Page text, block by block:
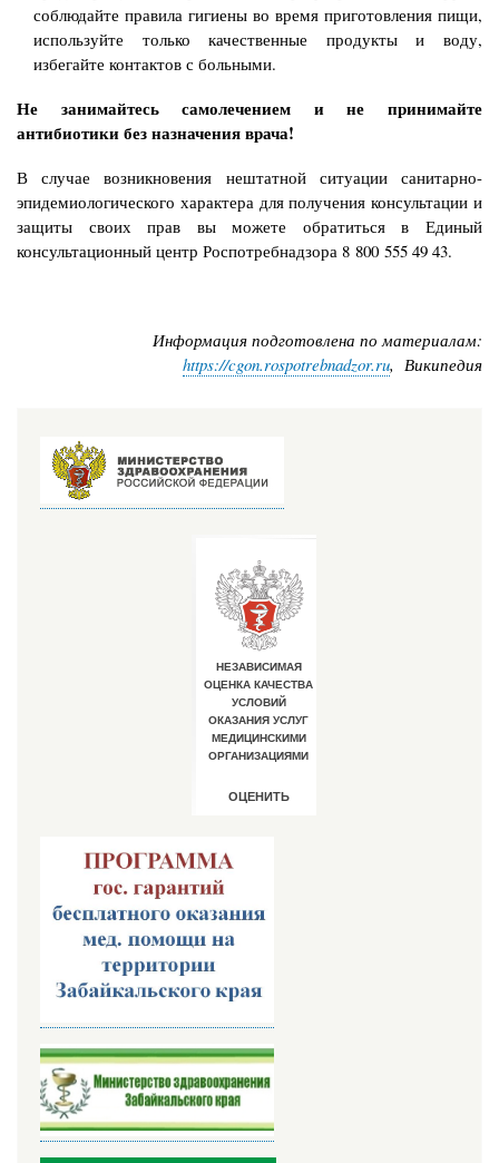
соблюдайте правила гигиены во время приготовления пищи,
используйте только качественные продукты и воду,
избегайте контактов с больными.
Не занимайтесь самолечением и не принимайте
антибиотики без назначения врача!
В случае возникновения нештатной ситуации санитарно-
эпидемиологического характера для получения консультации и
защиты своих прав вы можете обратиться в Единый
консультационный центр Роспотребнадзора 8 800 555 49 43.
Информация подготовлена по материалам:
https://cgon.rospotrebnadzor.ru, Википедия